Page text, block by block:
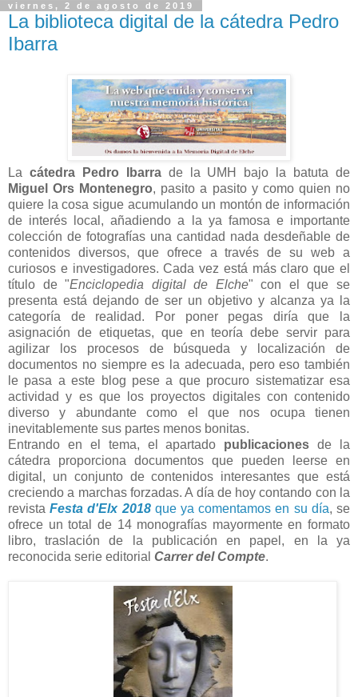
viernes, 2 de agosto de 2019
La biblioteca digital de la cátedra Pedro
Ibarra
La cátedra Pedro Ibarrade la UMH bajo la batuta de
Miguel Ors Montenegro, pasito a pasito y como quien no
quiere la cosa sigue acumulando un montón de información
de interés local, añadiendo a la ya famosa e importante
colección de fotografías una cantidad nada desdeñable de
contenidos diversos, que ofrece a través de su web a
curiosos e investigadores. Cada vez está más claro que el
título de "Enciclopedia digital de Elche" con el que se
presenta está dejando de ser un objetivo y alcanza ya la
categoría de realidad. Por poner pegas diría que la
asignación de etiquetas, que en teoría debe servir para
agilizar los procesos de búsqueda y localización de
documentos no siempre es la adecuada, pero eso también
le pasa a este blog pese a que procuro sistematizar esa
actividad y es que los proyectos digitales con contenido
diverso y abundante como el que nos ocupa tienen
inevitablemente sus partes menos bonitas.
Entrando en el tema, el apartado publicaciones de la
cátedra proporciona documentos que pueden leerse en
digital, un conjunto de contenidos interesantes que está
creciendo a marchas forzadas. A día de hoy contando con la
revistaFesta d'Elx 2018que ya comentamos en su día, se
ofrece un total de 14 monografías mayormente en formato
libro, traslación de la publicación en papel, en la ya
reconocida serie editorial Carrer del Compte.